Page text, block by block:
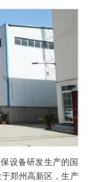
设备研发生产的国
郑州高新区，生产